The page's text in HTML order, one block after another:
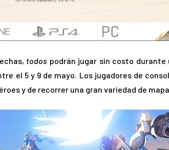
todos podrán jugar sin costo
el 5 y 9 de mayo. Los jugadores de
y de recorrer una gran variedad de